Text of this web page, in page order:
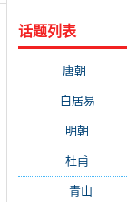
话题列表
唐朝
白居易
明朝
杜甫
青山